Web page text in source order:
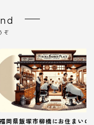
ぞ
福岡県飯塚市柳橋にお住まいの